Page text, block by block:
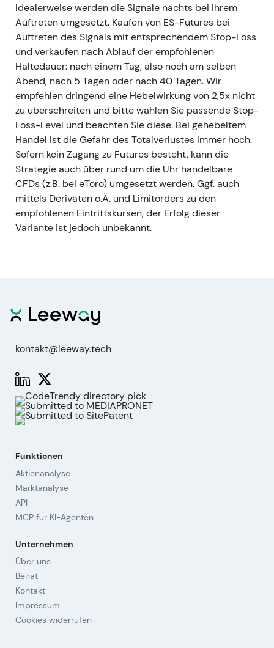
Idealerweise werden die Signale nachts bei ihrem
Auftreten umgesetzt. Kaufen von ES-Futures bei
Auftreten des Signals mit entsprechendem Stop-Loss
und verkaufen nach Ablauf der empfohlenen
Haltedauer: nach einem Tag, also noch am selben
Abend, nach 5 Tagen oder nach 40 Tagen. Wir
empfehlen dringend eine Hebelwirkung von 2,5x nicht
zu überschreiten und bitte wählen Sie passende Stop-
Loss-Level und beachten Sie diese. Bei gehebeltem
Handel ist die Gefahr des Totalverlustes immer hoch.
Sofern kein Zugang zu Futures besteht, kann die
Strategie auch über rund um die Uhr handelbare
CFDs (z.B. bei eToro) umgesetzt werden. Ggf. auch
mittels Derivaten o.Ä. und Limitorders zu den
empfohlenen Eintrittskursen, der Erfolg dieser
Variante ist jedoch unbekannt.
kontakt@leeway.tech
Funktionen
Aktienanalyse
Marktanalyse
API
MCP für KI-Agenten
Unternehmen
Über uns
Beirat
Kontakt
Impressum
Cookies widerrufen